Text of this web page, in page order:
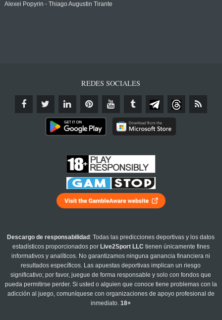
Alexei Popyrin - Thiago Augustin Tirante
REDES SOCIALES
Descargo de responsabilidad : Todas las predicciones deportivas y los datos
estadísticos proporcionados por Live2Sport LLC tienen únicamente fines
informativos y analíticos. No garantizamos ninguna ganancia financiera ni
resultados específicos. Las apuestas deportivas implican un riesgo
significativo; por favor, juegue de forma responsable y solo con fondos que
pueda permitirse perder. Si usted o alguien que conoce tiene problemas con la
adicción al juego, comuníquese con organizaciones de apoyo profesional de
inmediato.18+